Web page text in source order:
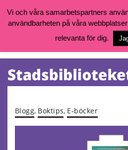
Vill du söka böcker, logga in på ditt
goteborg.se/bibliotek
Öppettider, katalog och kontakt
Tjänster
Blogg, Boktips, E-böcker
Vi och våra samarbetspartners
användbarheten på våra
relevanta för dig.